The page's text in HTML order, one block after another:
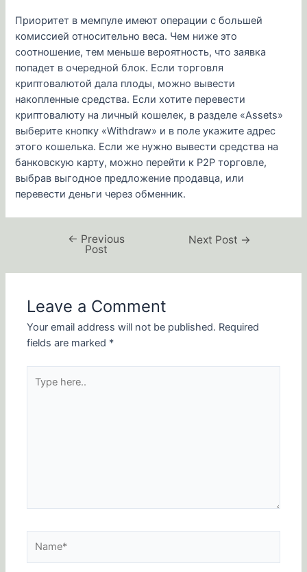
Приоритет в мемпуле имеют операции с большей
комиссией относительно веса. Чем ниже это
соотношение, тем меньше вероятность, что заявка
попадет в очередной блок. Если торговля
криптовалютой дала плоды, можно вывести
накопленные средства. Если хотите перевести
криптовалюту на личный кошелек, в разделе «Assets»
выберите кнопку «Withdraw» и в поле укажите адрес
этого кошелька. Если же нужно вывести средства на
банковскую карту, можно перейти к P2P торговле,
выбрав выгодное предложение продавца, или
перевести деньги через обменник.
← Previous
Post
Next Post →
Leave a Comment
Your email address will not be published. Required
fields are marked *
here..